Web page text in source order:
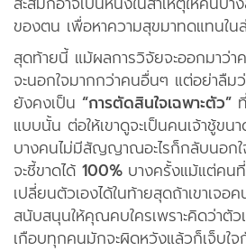
ของตน เพื่อหาความสุขมาทดแทนใน
สุดท้ายนี้ แม้ผลการวิจัยจะออกมาว่า
จะนอกใจมากกว่าคนอื่นๆ แต่อย่าลืม
ยังคงเป็น “การตัดสินใจเฉพาะตัว”
แบบนั้น ต่อให้เขาดูจะเป็นคนเจ้าชู้ขน
บางคนไม่มีสัญญาณอะไรก็กลับนอกใ
จะชี้ขาดได้ 100% บางครั้งแม้แต่คน
เปลี่ยนตัวเองได้ในท้ายสุดถ้าเขาเจอ
สนับสนุนให้คุณคบใครเพราะคิดว่าตัวเ
เกือบทุกคนมักจะผิดหวังแล้วก็เจ็บใจ